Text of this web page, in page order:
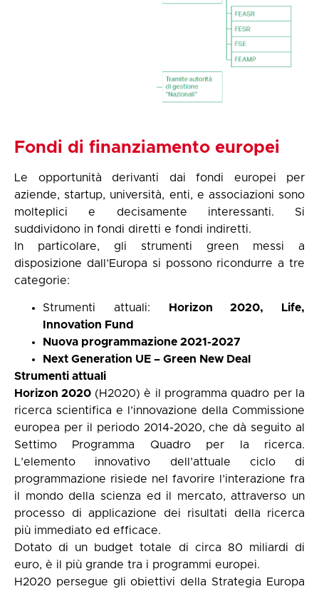
Fondi di finanziamento europei
Le opportunità derivanti dai fondi europei per
aziende, startup, università, enti, e associazioni sono
molteplici e decisamente interessanti. Si
suddividono in fondi diretti e fondi indiretti.
In particolare, gli strumenti green messi a
disposizione dall’Europa si possono ricondurre a tre
categorie:
Strumenti attuali:
Horizon 2020, Life,
Innovation Fund
Nuova programmazione 2021-2027
Next Generation UE – Green New Deal
Strumenti attuali
Horizon 2020 (H2020) è il programma quadro per la
ricerca scientifica e l’innovazione della Commissione
europea per il periodo 2014-2020, che dà seguito al
Settimo Programma Quadro per la ricerca.
L’elemento innovativo dell’attuale ciclo di
programmazione risiede nel favorire l’interazione fra
il mondo della scienza ed il mercato, attraverso un
processo di applicazione dei risultati della ricerca
più immediato ed efficace.
Dotato di un budget totale di circa 80 miliardi di
euro, è il più grande tra i programmi europei.
H2020 persegue gli obiettivi della Strategia Europa